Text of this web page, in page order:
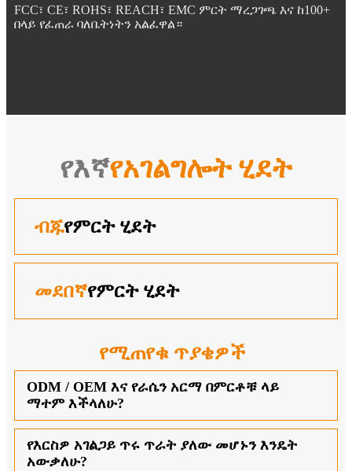
FCC፣ CE፣ ROHS፣ REACH፣ EMC ምርት ማረጋገጫ እና ከ100+
በላይ የፈጠራ ባለቤትነትን አልፈዋል።
የእኛየአገልግሎት ሂደት
ብጁየምርት ሂደት
መደበኛየምርት ሂደት
የሚጠየቁ ጥያቄዎች
ODM / OEM እና የራሴን አርማ በምርቶቹ ላይ
ማተም እችላለሁ?
የእርስዎ አገልጋይ ጥሩ ጥራት ያለው መሆኑን እንዴት
አውቃለሁ?